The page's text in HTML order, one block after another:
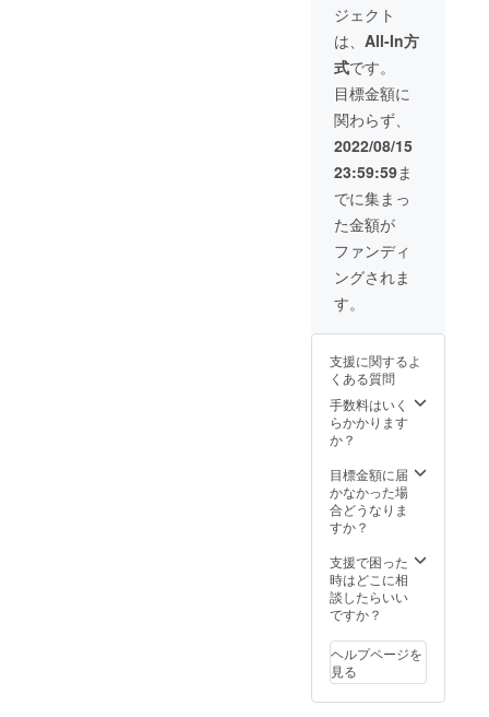
ジェクト
は、 All-In方
式です。
目標金額に
関わらず、
2022/08/15
23:59:59ま
でに集まっ
た金額が
ファンディ
ングされま
す。
支援に関するよ
くある質問
手数料はいく
らかかります
か？
目標金額に届
かなかった場
合どうなりま
すか？
支援で困った
時はどこに相
談したらいい
ですか？
ヘルプページを
見る